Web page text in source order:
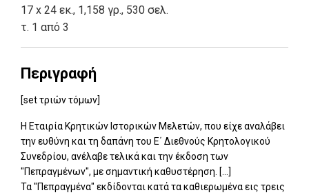
17 x 24 εκ., 1,158 γρ., 530 σελ.
τ. 1 από 3
Περιγραφή
[set τριών τόμων]
Η Εταιρία Κρητικών Ιστορικών Μελετών, που είχε αναλάβει
την ευθύνη και τη δαπάνη του Ε΄ Διεθνούς Κρητολογικού
Συνεδρίου, ανέλαβε τελικά και την έκδοση των
"Πεπραγμένων", με σημαντική καθυστέρηση. [...]
Τα "Πεπραγμένα" εκδίδονται κατά τα καθιερωμένα εις τρεις